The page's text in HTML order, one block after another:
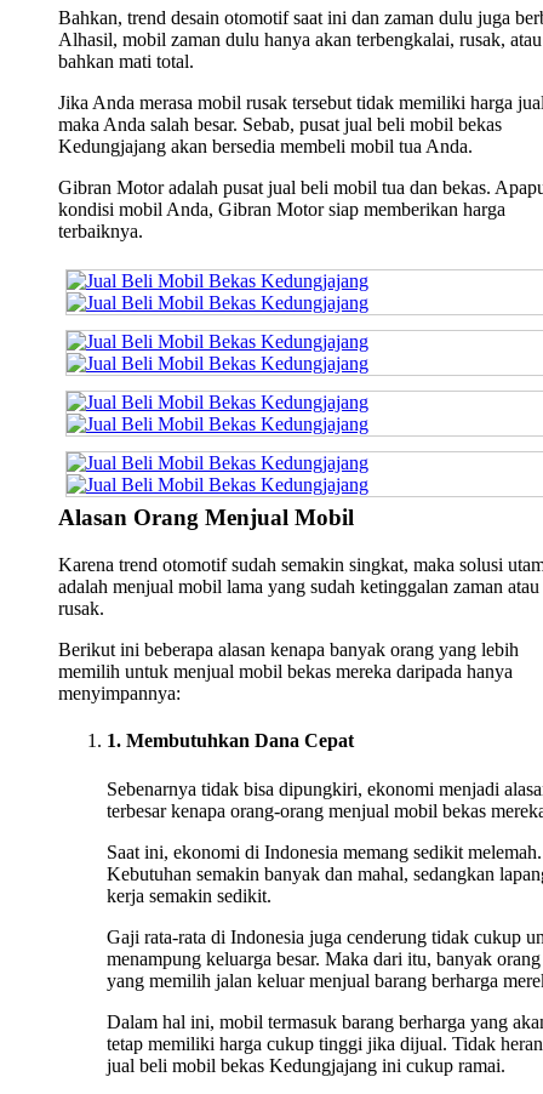
Bahkan, trend desain otomotif saat ini dan zaman dulu juga
Alhasil, mobil zaman dulu hanya akan terbengkalai, rusak, atau
bahkan mati total.
Jika Anda merasa mobil rusak tersebut tidak memiliki harga
maka Anda salah besar. Sebab, pusat jual beli mobil bekas
Kedungjajang akan bersedia membeli mobil tua Anda.
Gibran Motor adalah pusat jual beli mobil tua dan bekas.
kondisi mobil Anda, Gibran Motor siap memberikan harga
terbaiknya.
Alasan Orang Menjual Mobil
Karena trend otomotif sudah semakin singkat, maka solusi
adalah menjual mobil lama yang sudah ketinggalan zaman atau
rusak.
Berikut ini beberapa alasan kenapa banyak orang yang lebih
memilih untuk menjual mobil bekas mereka daripada hanya
menyimpannya:
1. Membutuhkan Dana Cepat
Sebenarnya tidak bisa dipungkiri, ekonomi menjadi
terbesar kenapa orang-orang menjual mobil bekas
Saat ini, ekonomi di Indonesia memang sedikit melemah.
Kebutuhan semakin banyak dan mahal, sedangkan
kerja semakin sedikit.
Gaji rata-rata di Indonesia juga cenderung tidak cukup
menampung keluarga besar. Maka dari itu, banyak orang
yang memilih jalan keluar menjual barang berharga
Dalam hal ini, mobil termasuk barang berharga yang
tetap memiliki harga cukup tinggi jika dijual. Tidak
jual beli mobil bekas Kedungjajang ini cukup ramai.